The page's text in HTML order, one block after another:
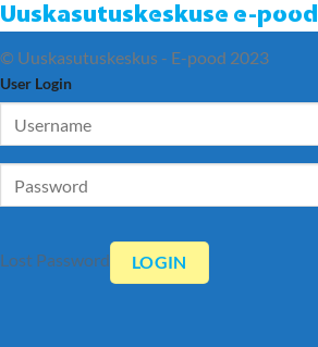
Uuskasutuskeskuse e-pood
© Uuskasutuskeskus - E-pood 2023
User Login
Lost Password